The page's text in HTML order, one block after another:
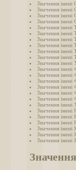
Значення імені
Значення імені
Значення імені
Значення імені
Значення імені
Значення імені
Значення імені
Значення імені
Значення імені
Значення імені
Значення імені
Значення імені
Значення імені
Значення імені
Значення імені
Значення імені
Значення імені
Значення імені
Значення імені
Значення імені
Значення
Значення імені
Значення імені
Значення імені